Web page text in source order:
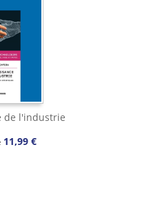
de l'industrie
11,99 €